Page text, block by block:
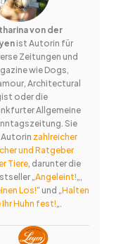
von der
ist Autorin für
Zeitungen und
wie Dogs,
Architectural
oder die
Allgemeine
Sie
zahlreicher
und Ratgeber
Tiere, darunter die
„Angeleint!„,
Los!“ und „Halten
Ihr Huhn fest!„.